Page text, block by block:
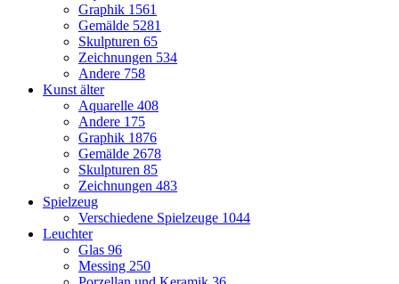
Graphik 1561
Gemälde 5281
Skulpturen 65
Zeichnungen 534
Andere 758
Kunst älter
Aquarelle 408
Andere 175
Graphik 1876
Gemälde 2678
Skulpturen 85
Zeichnungen 483
Spielzeug
Verschiedene Spielzeuge 1044
Leuchter
Glas 96
Messing 250